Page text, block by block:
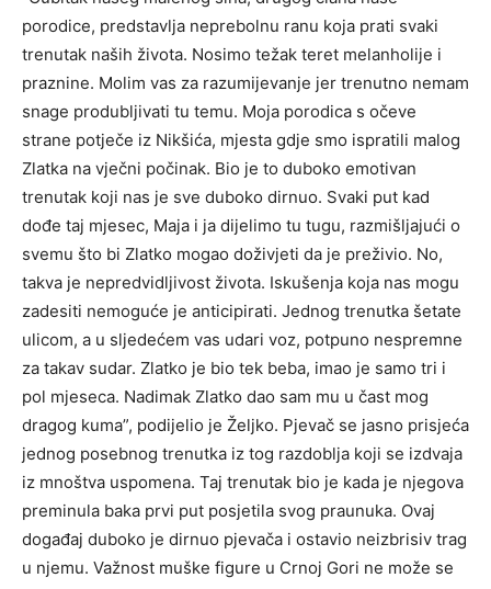
porodice, predstavlja neprebolnu ranu koja prati svaki
trenutak naših života. Nosimo težak teret melanholije i
praznine. Molim vas za razumijevanje jer trenutno nemam
snage produbljivati tu temu. Moja porodica s očeve
strane potječe iz Nikšića, mjesta gdje smo ispratili malog
Zlatka na vječni počinak. Bio je to duboko emotivan
trenutak koji nas je sve duboko dirnuo. Svaki put kad
dođe taj mjesec, Maja i ja dijelimo tu tugu, razmišljajući o
svemu što bi Zlatko mogao doživjeti da je preživio. No,
takva je nepredvidljivost života. Iskušenja koja nas mogu
zadesiti nemoguće je anticipirati. Jednog trenutka šetate
ulicom, a u sljedećem vas udari voz, potpuno nespremne
za takav sudar. Zlatko je bio tek beba, imao je samo tri i
pol mjeseca. Nadimak Zlatko dao sam mu u čast mog
dragog kuma”, podijelio je Željko. Pjevač se jasno prisjeća
jednog posebnog trenutka iz tog razdoblja koji se izdvaja
iz mnoštva uspomena. Taj trenutak bio je kada je njegova
preminula baka prvi put posjetila svog praunuka. Ovaj
događaj duboko je dirnuo pjevača i ostavio neizbrisiv trag
u njemu. Važnost muške figure u Crnoj Gori ne može se